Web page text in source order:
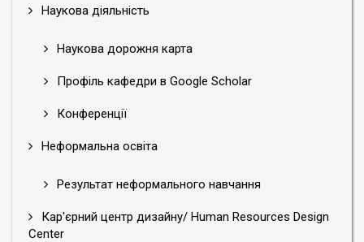
Наукова діяльність
Наукова дорожня карта
Профіль кафедри в Google Scholar
Конференції
Неформальна освіта
Результат неформального навчання
Кар'єрний центр дизайну/ Human Resources Design
Center